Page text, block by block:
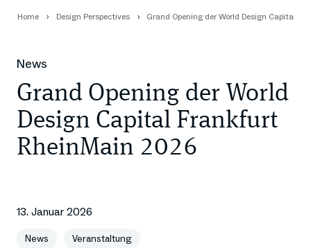
Home Design Perspectives Grand Opening der World Design Capital
News
Grand Opening der World
Design Capital Frankfurt
RheinMain 2026
13. Januar 2026
News Veranstaltung